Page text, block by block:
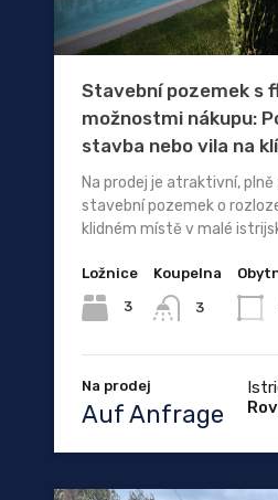
Stavební pozemek s
možnostmi nákupu:
stavba nebo vila na
Na prodej je atraktivní,
stavební pozemek o
klidném místě v malé
Ložnice
3
Koupelna
3
Na prodej
Auf Anfrage